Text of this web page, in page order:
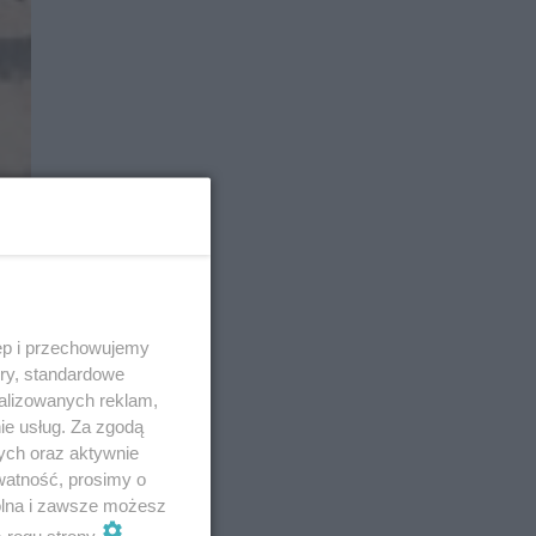
i przechowujemy
standardowe
reklam,
usług. Za zgodą
oraz aktywnie
prosimy o
i zawsze możesz